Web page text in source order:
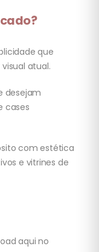
que
atual.
desejam
cases
com estética
e vitrines de
aqui no